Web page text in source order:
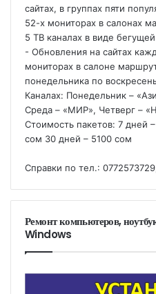
сайтах, в группах пяти
52-х мониторах в салонах
5 ТВ каналах в виде
- Обновления на сайтах
мониторах в салоне
понедельника по
Каналах: Понедельник –
Среда – «МИР», Четверг –
Стоимость пакетов: 7 дней
сом 30 дней – 5100 сом
Справки по тел.:
Ремонт компьютеров,
Windows